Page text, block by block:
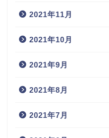
2021年11月
2021年10月
2021年9月
2021年8月
2021年7月